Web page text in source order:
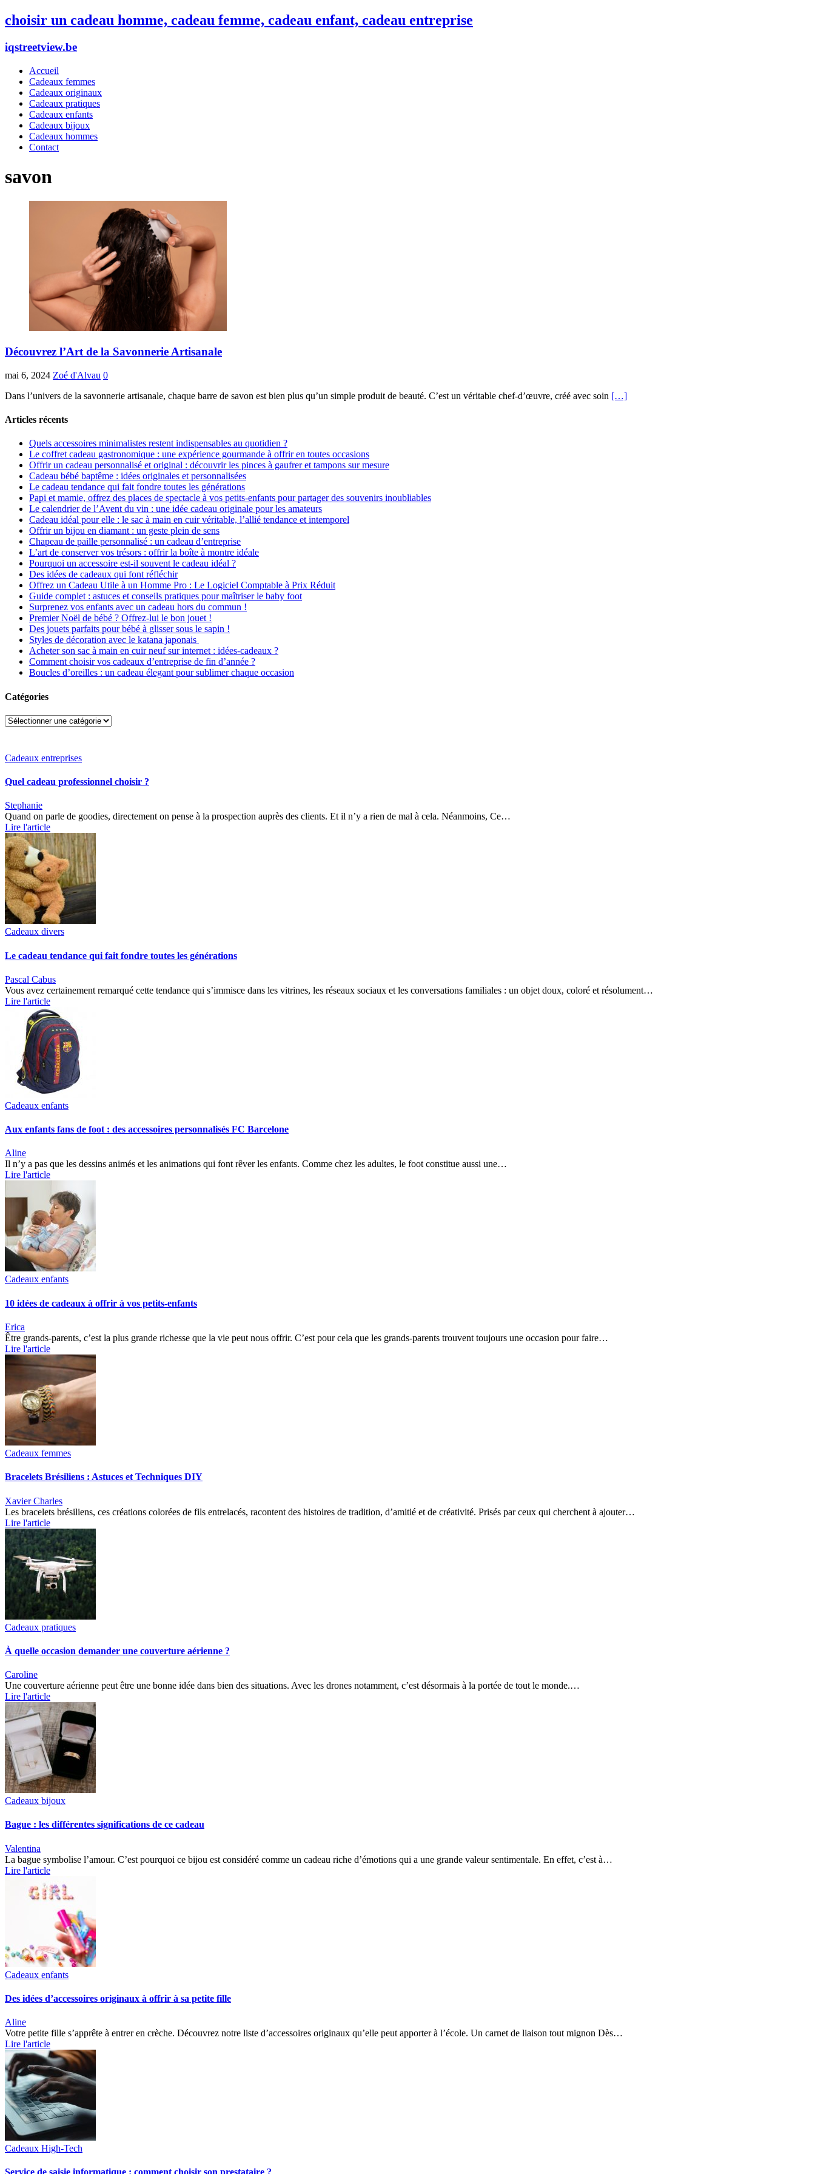
choisir un cadeau homme, cadeau femme, cadeau enfant, cadeau entreprise
iqstreetview.be
Accueil
Cadeaux femmes
Cadeaux originaux
Cadeaux pratiques
Cadeaux enfants
Cadeaux bijoux
Cadeaux hommes
Contact
savon
Découvrez l’Art de la Savonnerie Artisanale
mai 6, 2024 Zoé d'Alvau 0
Dans l’univers de la savonnerie artisanale, chaque barre de savon est bien plus qu’un simple produit de beauté. C’est un véritable chef-d’œuvre, créé avec soin […]
Articles récents
Quels accessoires minimalistes restent indispensables au quotidien ?
Le coffret cadeau gastronomique : une expérience gourmande à offrir en toutes occasions
Offrir un cadeau personnalisé et original : découvrir les pinces à gaufrer et tampons sur mesure
Cadeau bébé baptême : idées originales et personnalisées
Le cadeau tendance qui fait fondre toutes les générations
Papi et mamie, offrez des places de spectacle à vos petits-enfants pour partager des souvenirs inoubliables
Le calendrier de l’Avent du vin : une idée cadeau originale pour les amateurs
Cadeau idéal pour elle : le sac à main en cuir véritable, l’allié tendance et intemporel
Offrir un bijou en diamant : un geste plein de sens
Chapeau de paille personnalisé : un cadeau d’entreprise
L’art de conserver vos trésors : offrir la boîte à montre idéale
Pourquoi un accessoire est-il souvent le cadeau idéal ?
Des idées de cadeaux qui font réfléchir
Offrez un Cadeau Utile à un Homme Pro : Le Logiciel Comptable à Prix Réduit
Guide complet : astuces et conseils pratiques pour maîtriser le baby foot
Surprenez vos enfants avec un cadeau hors du commun !
Premier Noël de bébé ? Offrez-lui le bon jouet !
Des jouets parfaits pour bébé à glisser sous le sapin !
Styles de décoration avec le katana japonais
Acheter son sac à main en cuir neuf sur internet : idées-cadeaux ?
Comment choisir vos cadeaux d’entreprise de fin d’année ?
Boucles d’oreilles : un cadeau élegant pour sublimer chaque occasion
Catégories
Catégories
Cadeaux entreprises
Quel cadeau professionnel choisir ?
Stephanie
Quand on parle de goodies, directement on pense à la prospection auprès des clients. Et il n’y a rien de mal à cela. Néanmoins, Ce…
Lire l'article
Cadeaux divers
Le cadeau tendance qui fait fondre toutes les générations
Pascal Cabus
Vous avez certainement remarqué cette tendance qui s’immisce dans les vitrines, les réseaux sociaux et les conversations familiales : un objet doux, coloré et résolument…
Lire l'article
Cadeaux enfants
Aux enfants fans de foot : des accessoires personnalisés FC Barcelone
Aline
Il n’y a pas que les dessins animés et les animations qui font rêver les enfants. Comme chez les adultes, le foot constitue aussi une…
Lire l'article
Cadeaux enfants
10 idées de cadeaux à offrir à vos petits-enfants
Erica
Être grands-parents, c’est la plus grande richesse que la vie peut nous offrir. C’est pour cela que les grands-parents trouvent toujours une occasion pour faire…
Lire l'article
Cadeaux femmes
Bracelets Brésiliens : Astuces et Techniques DIY
Xavier Charles
Les bracelets brésiliens, ces créations colorées de fils entrelacés, racontent des histoires de tradition, d’amitié et de créativité. Prisés par ceux qui cherchent à ajouter…
Lire l'article
Cadeaux pratiques
À quelle occasion demander une couverture aérienne ?
Caroline
Une couverture aérienne peut être une bonne idée dans bien des situations. Avec les drones notamment, c’est désormais à la portée de tout le monde.…
Lire l'article
Cadeaux bijoux
Bague : les différentes significations de ce cadeau
Valentina
La bague symbolise l’amour. C’est pourquoi ce bijou est considéré comme un cadeau riche d’émotions qui a une grande valeur sentimentale. En effet, c’est à…
Lire l'article
Cadeaux enfants
Des idées d’accessoires originaux à offrir à sa petite fille
Aline
Votre petite fille s’apprête à entrer en crèche. Découvrez notre liste d’accessoires originaux qu’elle peut apporter à l’école. Un carnet de liaison tout mignon Dès…
Lire l'article
Cadeaux High-Tech